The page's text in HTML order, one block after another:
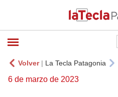
Volver| La Tecla Patagonia
6 de marzo de 2023